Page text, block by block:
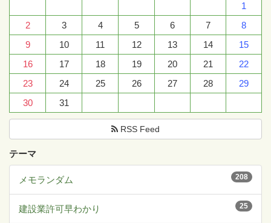
1
2
3 4 5 6 7
8
9
10 11 12 13 14
15
16
17 18 19 20 21
22
23
24 25 26 27 28
29
30
31
RSS Feed
テーマ
208
メモランダム
25
建設業許可早わかり